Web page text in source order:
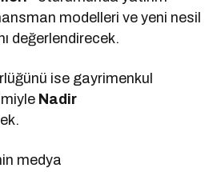
modelleri ve yeni nesil
değerlendirecek.
ise gayrimenkul
Nadir
medya